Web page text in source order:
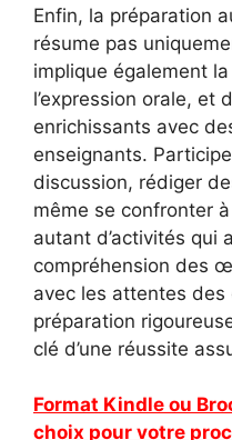
Enfin, la préparation
résume pas
implique également
l’expression orale, et
enrichissants avec
enseignants.
discussion, rédiger
même se confronter
autant d’activités qui
compréhension des
avec les attentes des
préparation
clé d’une réussite
Format Kindle ou
choix pour votre